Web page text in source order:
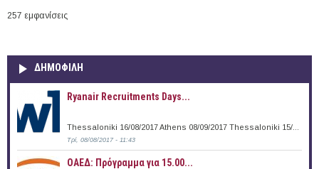
257 εμφανίσεις
ΔΗΜΟΦΙΛΗ
Ryanair Recruitments Days...
Thessaloniki 16/08/2017 Athens 08/09/2017 Thessaloniki 15/...
Τρί, 08/08/2017 - 11:43
ΟΑΕΔ: Πρόγραμμα για 15.00...